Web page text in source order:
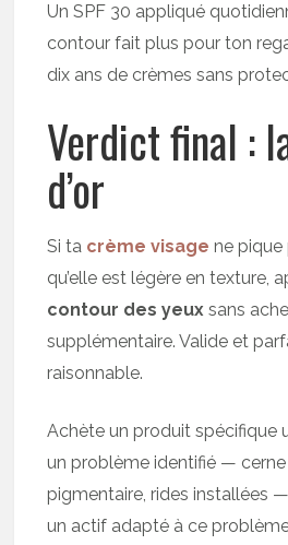
Un SPF 30 appliqué
contour fait plus pour ton
dix ans de crèmes sans
Verdict final :
d’or
Si ta crème visage ne pique
qu’elle est légère en texture,
contour des yeux sans
supplémentaire. Valide et
raisonnable.
Achète un produit spécifique
un problème identifié — cerne
pigmentaire, rides installées
un actif adapté à ce